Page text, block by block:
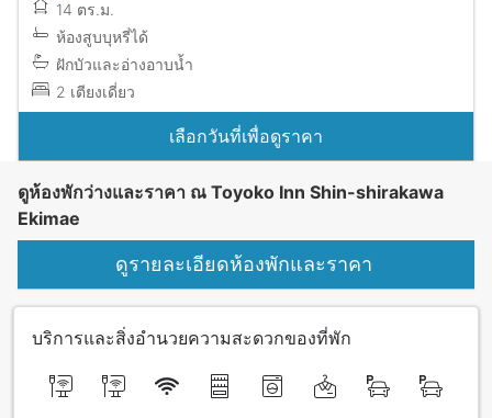
14 ตร.ม.
ห้องสูบบุหรี่ได้
ฝักบัวและอ่างอาบน้ำ
2 เตียงเดี่ยว
เลือกวันที่เพื่อดูราคา
ดูห้องพักว่างและราคา ณ Toyoko Inn Shin-shirakawa
Ekimae
ดูรายละเอียดห้องพักและราคา
บริการและสิ่งอำนวยความสะดวกของที่พัก